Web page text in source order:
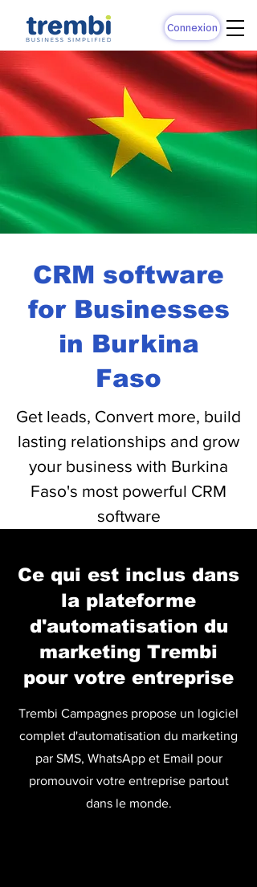
Connexion
CRM software
for Businesses
in Burkina
Faso
Get leads, Convert more, build
lasting relationships and grow
your business with Burkina
Faso's most powerful CRM
software
Ce qui est inclus dans
la plateforme
d'automatisation du
marketing Trembi
pour votre entreprise
Trembi Campagnes propose un logiciel
complet d'automatisation du marketing
par SMS, WhatsApp et Email pour
promouvoir votre entreprise partout
dans le monde.